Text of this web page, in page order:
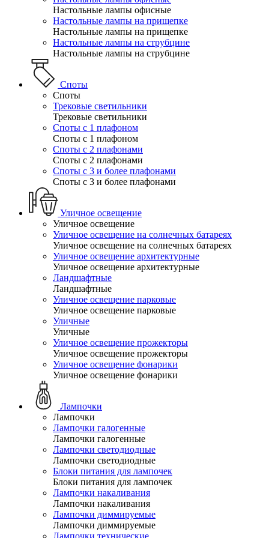
Настольные лампы офисные
Настольные лампы на прищепке
Настольные лампы на прищепке
Настольные лампы на струбцине
Настольные лампы на струбцине
Споты
Споты
Трековые светильники
Трековые светильники
Споты с 1 плафоном
Споты с 1 плафоном
Споты с 2 плафонами
Споты с 2 плафонами
Споты с 3 и более плафонами
Споты с 3 и более плафонами
Уличное освещение
Уличное освещение
Уличное освещение на солнечных батареях
Уличное освещение на солнечных батареях
Уличное освещение архитектурные
Уличное освещение архитектурные
Ландшафтные
Ландшафтные
Уличное освещение парковые
Уличное освещение парковые
Уличные
Уличные
Уличное освещение прожекторы
Уличное освещение прожекторы
Уличное освещение фонарики
Уличное освещение фонарики
Лампочки
Лампочки
Лампочки галогенные
Лампочки галогенные
Лампочки светодиодные
Лампочки светодиодные
Блоки питания для лампочек
Блоки питания для лампочек
Лампочки накаливания
Лампочки накаливания
Лампочки диммируемые
Лампочки диммируемые
Лампочки технические